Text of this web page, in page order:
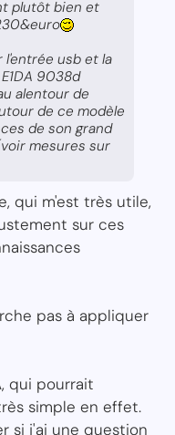
plutôt bien et
usb et la
9038d
alentour de
de ce modèle
de son grand
mesures sur
qui m'est très utile,
sur ces
pas à appliquer
qui pourrait
simple en effet.
si j'ai une question